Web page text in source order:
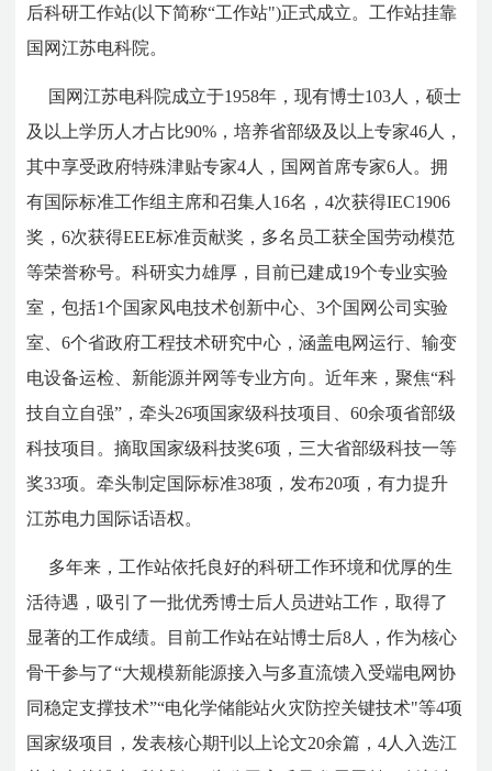
后科研工作站(以下简称“工作站")正式成立。工作站挂靠
国网江苏电科院。
国网江苏电科院成立于1958年，现有博士103人，硕士
及以上学历人才占比90%，培养省部级及以上专家46人，
其中享受政府特殊津贴专家4人，国网首席专家6人。拥
有国际标准工作组主席和召集人16名，4次获得IEC1906
奖，6次获得EEE标准贡献奖，多名员工获全国劳动模范
等荣誉称号。科研实力雄厚，目前已建成19个专业实验
室，包括1个国家风电技术创新中心、3个国网公司实验
室、6个省政府工程技术研究中心，涵盖电网运行、输变
电设备运检、新能源并网等专业方向。近年来，聚焦“科
技自立自强”，牵头26项国家级科技项目、60余项省部级
科技项目。摘取国家级科技奖6项，三大省部级科技一等
奖33项。牵头制定国际标准38项，发布20项，有力提升
江苏电力国际话语权。
多年来，工作站依托良好的科研工作环境和优厚的生
活待遇，吸引了一批优秀博士后人员进站工作，取得了
显著的工作成绩。目前工作站在站博士后8人，作为核心
骨干参与了“大规模新能源接入与多直流馈入受端电网协
同稳定支撑技术”“电化学储能站火灾防控关键技术"等4项
国家级项目，发表核心期刊以上论文20余篇，4人入选江